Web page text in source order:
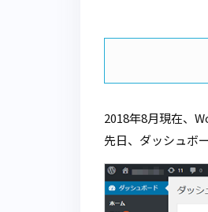
2018年8月現在、
先日、ダッシュボ